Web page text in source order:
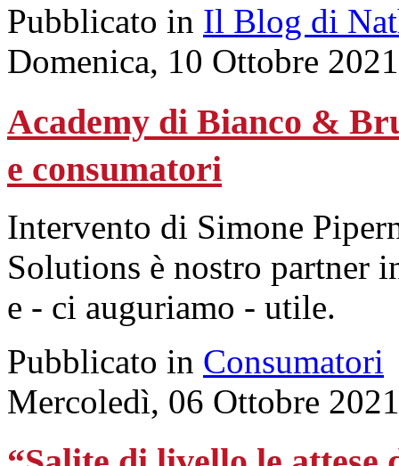
Pubblicato in Il Blog di
Domenica, 10 Ottobre
Academy di Bianco &
e consumatori
Intervento di Simone
Solutions è nostro partner
e - ci auguriamo - utile.
Pubblicato in Consumatori
Mercoledì, 06 Ottobre